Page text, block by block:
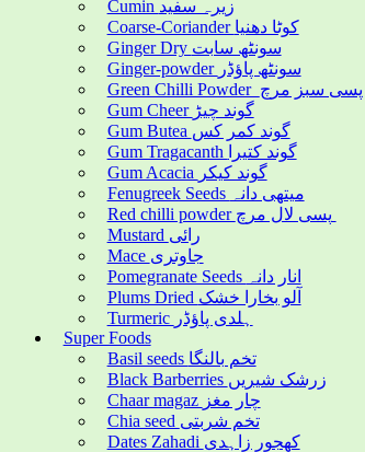
Cumin زیرہ سفید
Coarse-Coriander کوٹا دھنیا
Ginger Dry سونٹھ سابت
Ginger-powder سونٹھ پاؤڈر
Green Chilli Powder پسی سبز مرچ
Gum Cheer گوند چیڑ
Gum Butea گوند کمر کس
Gum Tragacanth گوند کتیرا
Gum Acacia گوند کیکر
Fenugreek Seeds میتھی دانہ
Mustard رائی
Mace جاوتری
Pomegranate Seeds انار دانہ
Plums Dried آلو بخارا خشک
Turmeric ہلدی پاؤڈر
Super Foods
Basil seeds تخم بالنگا
Black Barberries زرشک شیریں
Chaar magaz چار مغز
Chia seed تخم شربتی
Dates Zahadi کھجور زاہدی